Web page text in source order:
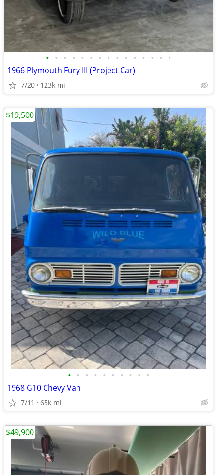
• • • • • • • • • • • • • • •
1966 Plymouth Fury III (Project Car)
7/20 123k mi
• • • • • • • • • •
1968 G10 Chevy Van
7/11 65k mi
$19,500
$49,900